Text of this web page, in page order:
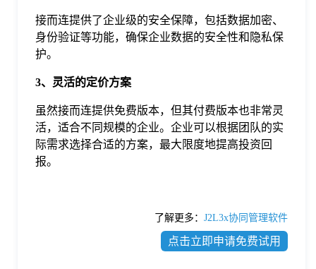
接而连提供了企业级的安全保障，包括数据加密、
身份验证等功能，确保企业数据的安全性和隐私保
护。
3、灵活的定价方案
虽然接而连提供免费版本，但其付费版本也非常灵
活，适合不同规模的企业。企业可以根据团队的实
际需求选择合适的方案，最大限度地提高投资回
报。
了解更多： J2L3x协同管理软件
点击立即申请免费试用